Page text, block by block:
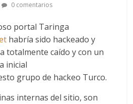
0 comentarios
portal Taringa
habría sido hackeado y
totalmente caído y con un
inicial
grupo de hackeo Turco.
internas del sitio, son